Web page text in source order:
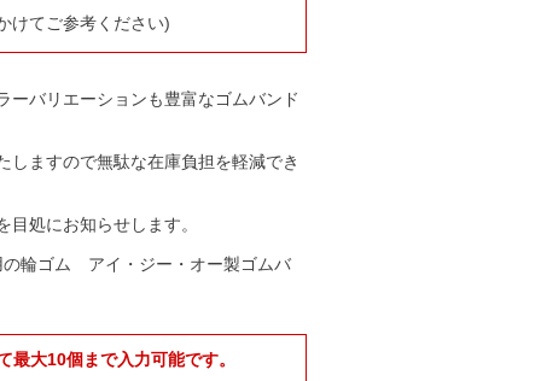
けてご参考ください)
ーバリエーションも豊富なゴムバンド
ますので無駄な在庫負担を軽減でき
処にお知らせします。
の輪ゴム アイ・ジー・オー製ゴムバ
大10個まで入力可能です。